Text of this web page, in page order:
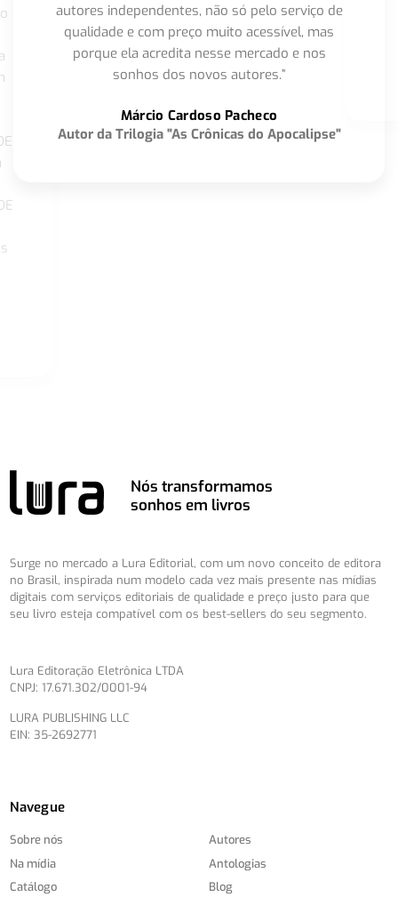
autores independentes, não só pelo serviço de
qualidade e com preço muito acessível, mas
porque ela acredita nesse mercado e nos
sonhos dos novos autores.”
Márcio Cardoso Pacheco
Autor da Trilogia "As Crônicas do Apocalipse"
Nós transformamos
sonhos em livros
Surge no mercado a Lura Editorial, com um novo conceito de editora
no Brasil, inspirada num modelo cada vez mais presente nas mídias
digitais com serviços editoriais de qualidade e preço justo para que
seu livro esteja compatível com os best-sellers do seu segmento.
Lura Editoração Eletrônica LTDA
CNPJ: 17.671.302/0001-94
LURA PUBLISHING LLC
EIN: 35-2692771
Navegue
Sobre nós
Na mídia
Catálogo
Autores
Antologias
Blog